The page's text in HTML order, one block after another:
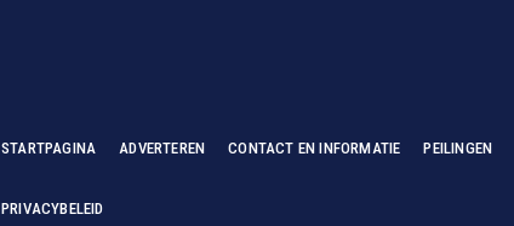
STARTPAGINA ADVERTEREN CONTACT EN INFORMATIE PEILINGEN
PRIVACYBELEID